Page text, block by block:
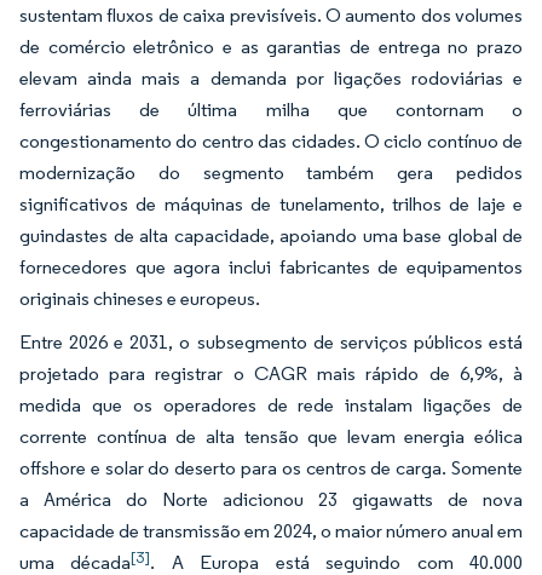
sustentam fluxos de caixa previsíveis. O aumento dos volumes
de comércio eletrônico e as garantias de entrega no prazo
elevam ainda mais a demanda por ligações rodoviárias e
ferroviárias de última milha que contornam o
congestionamento do centro das cidades. O ciclo contínuo de
modernização do segmento também gera pedidos
significativos de máquinas de tunelamento, trilhos de laje e
guindastes de alta capacidade, apoiando uma base global de
fornecedores que agora inclui fabricantes de equipamentos
originais chineses e europeus.
Entre 2026 e 2031, o subsegmento de serviços públicos está
projetado para registrar o CAGR mais rápido de 6,9%, à
medida que os operadores de rede instalam ligações de
corrente contínua de alta tensão que levam energia eólica
offshore e solar do deserto para os centros de carga. Somente
a América do Norte adicionou 23 gigawatts de nova
capacidade de transmissão em 2024, o maior número anual em
uma década[3]. A Europa está seguindo com 40.000